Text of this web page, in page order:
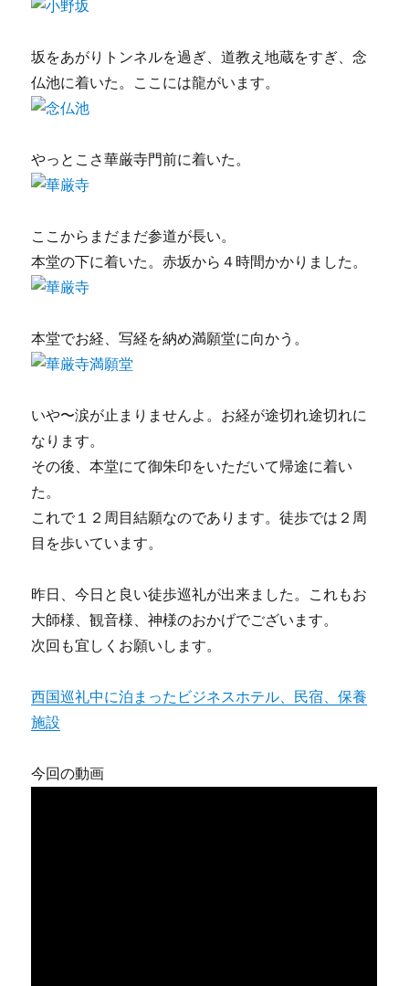
坂をあがりトンネルを過ぎ、道教え地蔵をすぎ、念
仏池に着いた。ここには龍がいます。
やっとこさ華厳寺門前に着いた。
ここからまだまだ参道が長い。
本堂の下に着いた。赤坂から４時間かかりました。
本堂でお経、写経を納め満願堂に向かう。
いや〜涙が止まりませんよ。お経が途切れ途切れに
なります。
その後、本堂にて御朱印をいただいて帰途に着い
た。
これで１２周目結願なのであります。徒歩では２周
目を歩いています。
昨日、今日と良い徒歩巡礼が出来ました。これもお
大師様、観音様、神様のおかげでございます。
次回も宜しくお願いします。
西国巡礼中に泊まったビジネスホテル、民宿、保養
施設
今回の動画